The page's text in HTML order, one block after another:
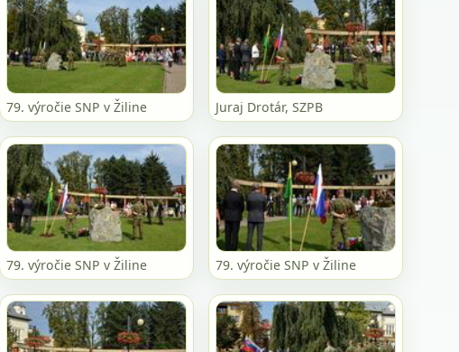
79. výročie SNP v Žiline Juraj Drotár, SZPB
79. výročie SNP v Žiline 79. výročie SNP v Žiline